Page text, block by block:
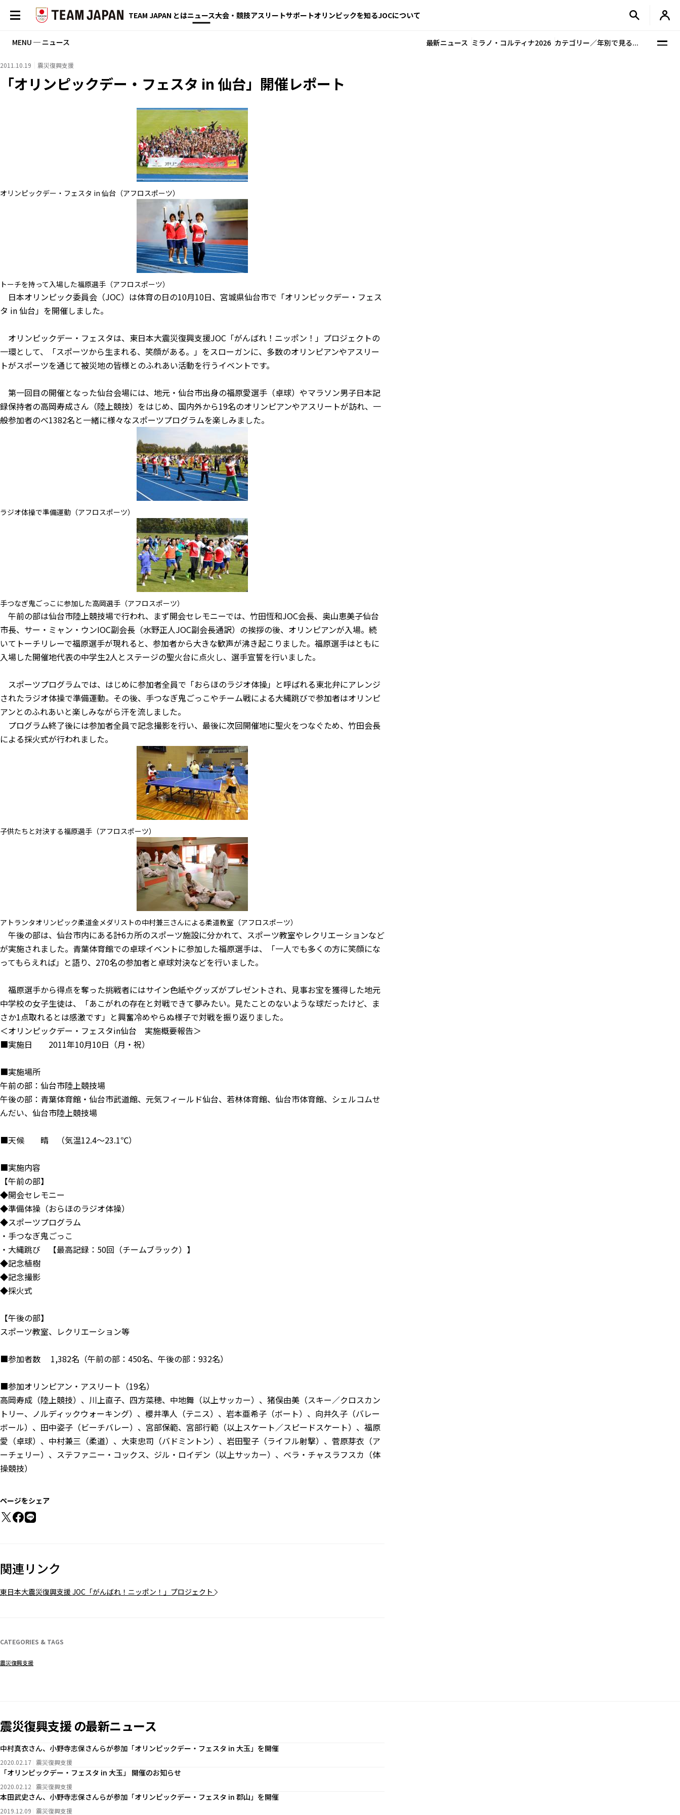
TEAM JAPAN とはニュース大会・競技アスリートサポートオリンピックを知るJOCについて
MENU ─ ニュース 最新ニュース ミラノ・コルティナ2026 カテゴリー／年別で見る...
2011.10.19 震災復興支援
「オリンピックデー・フェスタ in 仙台」開催レポート
オリンピックデー・フェスタ in 仙台（アフロスポーツ）
トーチを持って入場した福原選手（アフロスポーツ）
日本オリンピック委員会（JOC）は体育の日の10月10日、宮城県仙台市で「オリンピックデー・フェス
タ in 仙台」を開催しました。
オリンピックデー・フェスタは、東日本大震災復興支援JOC「がんばれ！ニッポン！」プロジェクトの
一環として、「スポーツから生まれる、笑顔がある。」をスローガンに、多数のオリンピアンやアスリー
トがスポーツを通じて被災地の皆様とのふれあい活動を行うイベントです。
第一回目の開催となった仙台会場には、地元・仙台市出身の福原愛選手（卓球）やマラソン男子日本記
録保持者の高岡寿成さん（陸上競技）をはじめ、国内外から19名のオリンピアンやアスリートが訪れ、一
般参加者のべ1382名と一緒に様々なスポーツプログラムを楽しみました。
ラジオ体操で準備運動（アフロスポーツ）
手つなぎ鬼ごっこに参加した高岡選手（アフロスポーツ）
午前の部は仙台市陸上競技場で行われ、まず開会セレモニーでは、竹田恆和JOC会長、奥山恵美子仙台
市長、サー・ミャン・ウンIOC副会長（水野正人JOC副会長通訳）の挨拶の後、オリンピアンが入場。続
いてトーチリレーで福原選手が現れると、参加者から大きな歓声が沸き起こりました。福原選手はともに
入場した開催地代表の中学生2人とステージの聖火台に点火し、選手宣誓を行いました。
スポーツプログラムでは、はじめに参加者全員で「おらほのラジオ体操」と呼ばれる東北弁にアレンジ
されたラジオ体操で準備運動。その後、手つなぎ鬼ごっこやチーム戦による大縄跳びで参加者はオリンピ
アンとのふれあいと楽しみながら汗を流しました。
プログラム終了後には参加者全員で記念撮影を行い、最後に次回開催地に聖火をつなぐため、竹田会長
による採火式が行われました。
子供たちと対決する福原選手（アフロスポーツ）
アトランタオリンピック柔道金メダリストの中村兼三さんによる柔道教室（アフロスポーツ）
午後の部は、仙台市内にある計6カ所のスポーツ施設に分かれて、スポーツ教室やレクリエーションなど
が実施されました。青葉体育館での卓球イベントに参加した福原選手は、「一人でも多くの方に笑顔にな
ってもらえれば」と語り、270名の参加者と卓球対決などを行いました。
福原選手から得点を奪った挑戦者にはサイン色紙やグッズがプレゼントされ、見事お宝を獲得した地元
中学校の女子生徒は、「あこがれの存在と対戦できて夢みたい。見たことのないような球だったけど、ま
さか1点取れるとは感激です」と興奮冷めやらぬ様子で対戦を振り返りました。
＜オリンピックデー・フェスタin仙台 実施概要報告＞
■実施日 2011年10月10日（月・祝）
■実施場所
午前の部：仙台市陸上競技場
午後の部：青葉体育館・仙台市武道館、元気フィールド仙台、若林体育館、仙台市体育館、シェルコムせ
んだい、仙台市陸上競技場
■天候 晴 （気温12.4〜23.1℃）
■実施内容
【午前の部】
◆開会セレモニー
◆準備体操（おらほのラジオ体操）
◆スポーツプログラム
・手つなぎ鬼ごっこ
・大縄跳び 【最高記録：50回（チームブラック）】
◆記念植樹
◆記念撮影
◆採火式
【午後の部】
スポーツ教室、レクリエーション等
■参加者数 1,382名（午前の部：450名、午後の部：932名）
■参加オリンピアン・アスリート（19名）
高岡寿成（陸上競技）、川上直子、四方菜穂、中地舞（以上サッカー）、猪俣由美（スキー／クロスカン
トリー、ノルディックウォーキング）、櫻井準人（テニス）、岩本亜希子（ボート）、向井久子（バレー
ボール）、田中姿子（ビーチバレー）、宮部保範、宮部行範（以上スケート／スピードスケート）、福原
愛（卓球）、中村兼三（柔道）、大束忠司（バドミントン）、岩田聖子（ライフル射撃）、菅原芽衣（ア
ーチェリー）、ステファニー・コックス、ジル・ロイデン（以上サッカー）、ベラ・チャスラフスカ（体
操競技）
ページをシェア
関連リンク
東日本大震災復興支援 JOC「がんばれ！ニッポン！」プロジェクト
CATEGORIES & TAGS
震災復興支援
震災復興支援 の最新ニュース
中村真衣さん、小野寺志保さんらが参加「オリンピックデー・フェスタ in 大玉」を開催
2020.02.17 震災復興支援
「オリンピックデー・フェスタ in 大玉」 開催のお知らせ
2020.02.12 震災復興支援
本田武史さん、小野寺志保さんらが参加「オリンピックデー・フェスタ in 郡山」を開催
2019.12.09 震災復興支援